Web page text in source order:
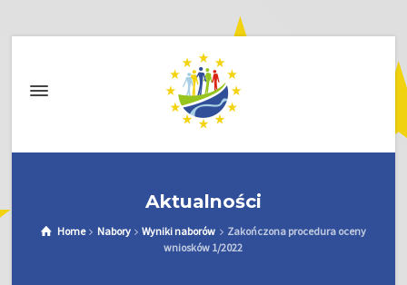
Aktualności
Home Nabory Wyniki naborów
Zakończona procedura oceny
wniosków 1/2022